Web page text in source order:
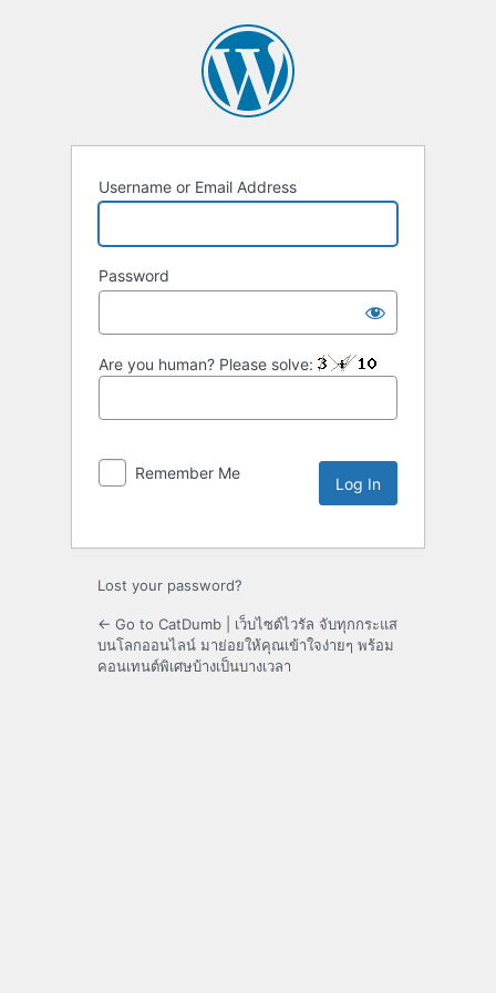
Username or Email Address
Password
Are you human? Please solve:
Remember Me
Lost your password?
← Go to CatDumb | เว็บไซต์ไวรัล จับทุกกระแส
บนโลกออนไลน์ มาย่อยให้คุณเข้าใจง่ายๆ พร้อม
คอนเทนต์พิเศษบ้างเป็นบางเวลา